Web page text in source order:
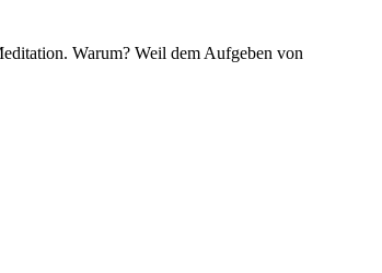
Warum? Weil dem Aufgeben von